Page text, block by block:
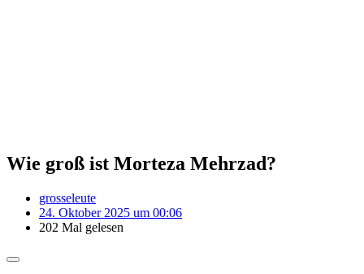
Wie groß ist Morteza Mehrzad?
grosseleute
24. Oktober 2025 um 00:06
202 Mal gelesen